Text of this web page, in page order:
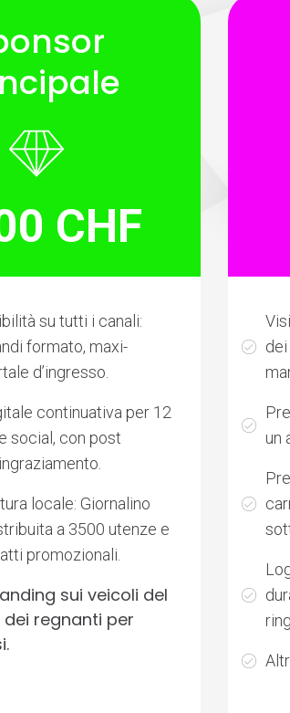
CHF
su tutti i canali:
formato, maxi-
d’ingresso.
continuativa per 12
social, con post
locale: Giornalino
a 3500 utenze e
promozionali.
sui veicoli del
regnanti per
un